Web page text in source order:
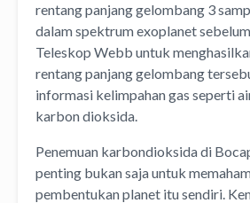
rentang panjang gelombang 3
dalam spektrum exoplanet
Teleskop Webb untuk
rentang panjang gelombang
informasi kelimpahan gas seperti
karbon dioksida.
Penemuan karbondioksida di
penting bukan saja untuk
pembentukan planet itu sendiri.